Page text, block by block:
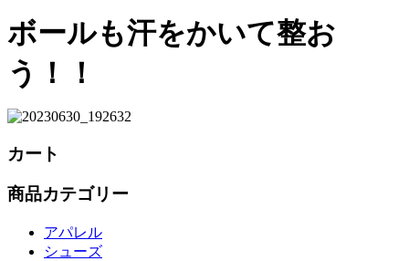
ボールも汗をかいて整お
う！！
カート
商品カテゴリー
アパレル
シューズ